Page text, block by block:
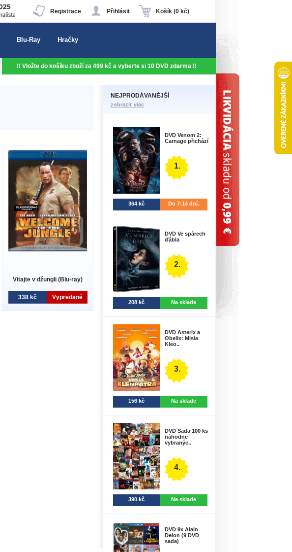
Košík (0 kč)
Přihlásit
Registrace
Blu-Ray Hračky
!! Vložte do košíku zboží za 499 kč a vyberte si 10 DVD zdarma !!
Vitajte v džungli (Blu-ray)
338 kč Vypredané
NEJPRODÁVANĚJŠÍ
zobraziť viac
DVD Venom 2:
Carnage přichází
1.
364 kč Do 7-14 dní.
DVD Ve spárech
ďábla
2.
208 kč Na sklade
DVD Asterix a
Obelix: Misia
Kleo..
3.
156 kč Na sklade
DVD Sada 100 ks
náhodne
vybranýc..
4.
390 kč Na sklade
DVD 9x Alain
Delon (9 DVD
sada)